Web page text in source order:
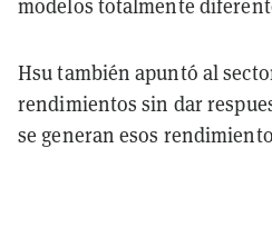
modelos totalmente
Hsu también apuntó al
rendimientos sin dar
se generan esos